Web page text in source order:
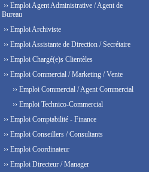
›› Emploi Agent Administrative / Agent de
Bureau
›› Emploi Archiviste
›› Emploi Assistante de Direction / Secrétaire
›› Emploi Chargé(e)s Clientèles
›› Emploi Commercial / Marketing / Vente
›› Emploi Commercial / Agent Commercial
›› Emploi Technico-Commercial
›› Emploi Comptabilité - Finance
›› Emploi Conseillers / Consultants
›› Emploi Coordinateur
›› Emploi Directeur / Manager